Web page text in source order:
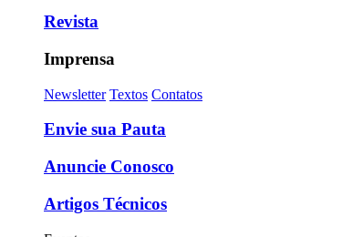
Revista
Imprensa
Newsletter Textos Contatos
Envie sua Pauta
Anuncie Conosco
Artigos Técnicos